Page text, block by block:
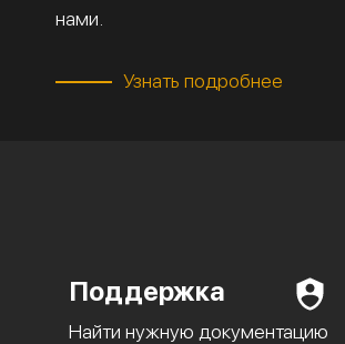
нами.
Узнать подробнее
Поддержка
Найти нужную документацию